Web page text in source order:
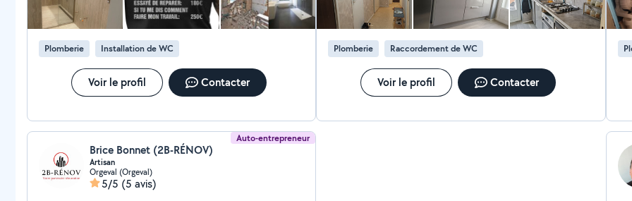
Plomberie Installation de WC
Voir le profil Contacter
Plomberie Raccordement de WC
Voir le profil Contacter
Auto-entrepreneur
Brice Bonnet (2B-RÉNOV)
Artisan
Orgeval (Orgeval)
5/5 (5 avis)